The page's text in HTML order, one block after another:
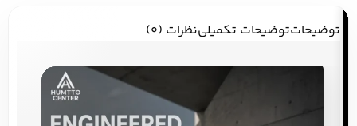
توضیحاتتوضیحات تکمیلینظرات (0)